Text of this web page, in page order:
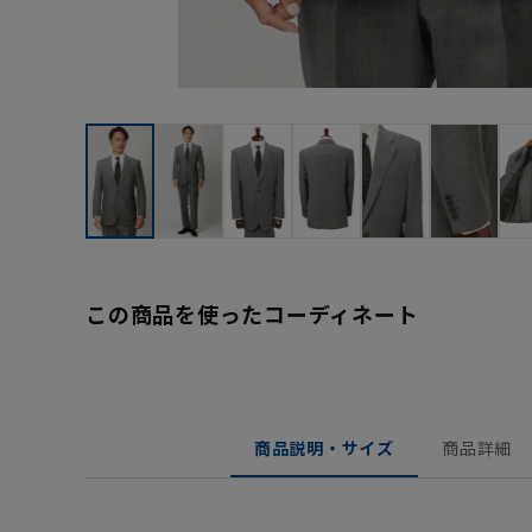
この商品を使ったコーディネート
商品説明・サイズ 商品詳細